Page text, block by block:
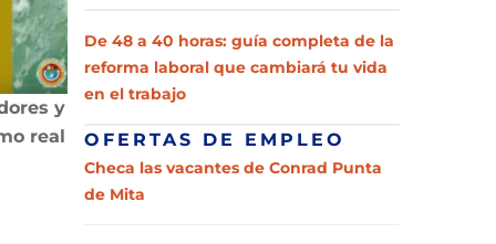
y
real
De 48 a 40 horas: guía completa de la
reforma laboral que cambiará tu vida
en el trabajo
OFERTAS DE EMPLEO
Checa las vacantes de Conrad Punta
de Mita